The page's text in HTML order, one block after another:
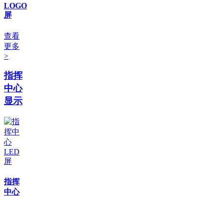
LOGO
屏
查看
更多
>
指挥
中心
显示
指挥
中心